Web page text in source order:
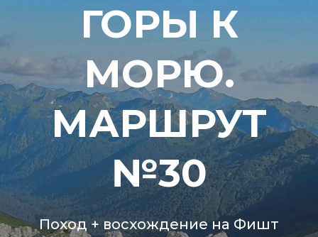
ГОРЫ К
МОРЮ.
МАРШРУТ
№30
Поход + восхождение на Фишт